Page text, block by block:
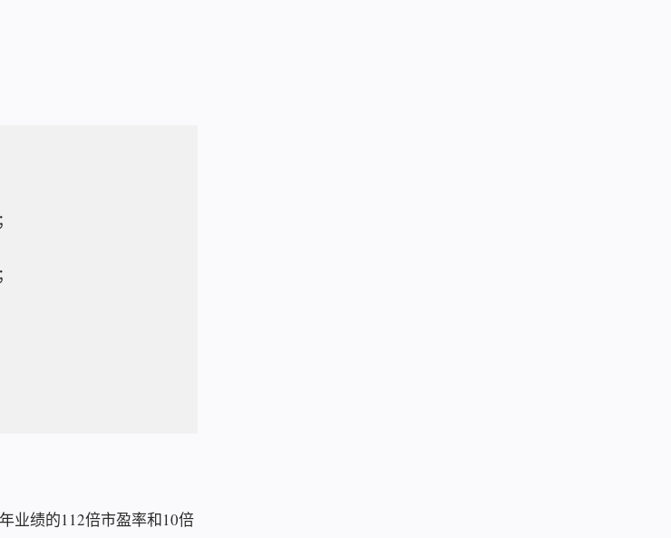
业绩的112倍市盈率和10倍